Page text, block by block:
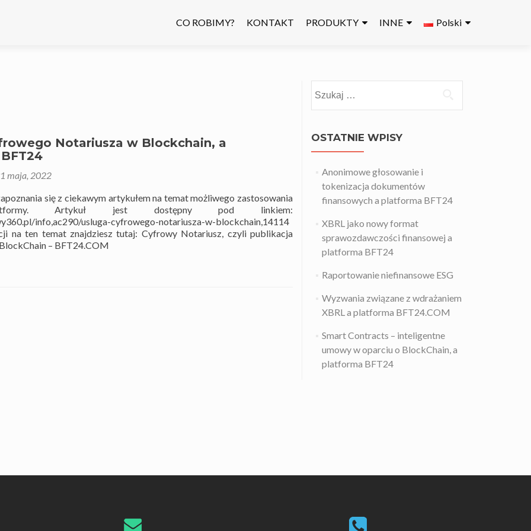
CO ROBIMY? KONTAKT PRODUKTY INNE Polski
Notariusza w Blockchain, a
maja, 2022
się z ciekawym artykułem na temat możliwego zastosowania
Artykuł jest dostępny pod linkiem:
info,ac290/usluga-cyfrowego-notariusza-w-blockchain,14114
na ten temat znajdziesz tutaj: Cyfrowy Notariusz, czyli publikacja
– BFT24.COM
OSTATNIE WPISY
Anonimowe głosowanie i
tokenizacja dokumentów
finansowych a platforma BFT24
XBRL jako nowy format
sprawozdawczości finansowej a
platforma BFT24
Raportowanie niefinansowe ESG
Wyzwania związane z wdrażaniem
XBRL a platforma BFT24.COM
Smart Contracts – inteligentne
umowy w oparciu o BlockChain, a
platforma BFT24